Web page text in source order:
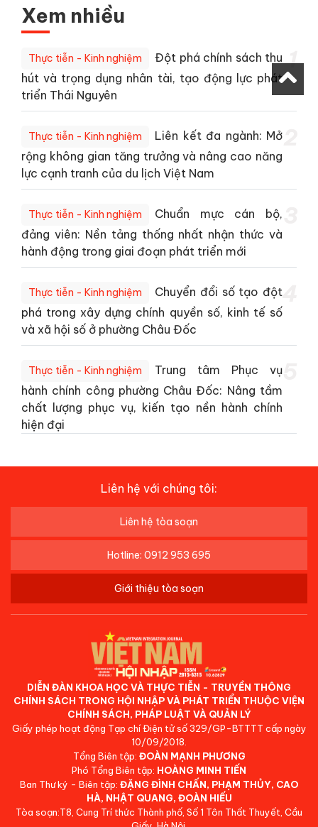
Xem nhiều
Thực tiễn - Kinh nghiệm
Đột phá chính sách thu
hút và trọng dụng nhân tài, tạo động lực phát
triển Thái Nguyên
1
Thực tiễn - Kinh nghiệm
Liên kết đa ngành: Mở
rộng không gian tăng trưởng và nâng cao năng
lực cạnh tranh của du lịch Việt Nam
Thực tiễn - Kinh nghiệm
Chuẩn mực cán bộ,
đảng viên: Nền tảng thống nhất nhận thức và
hành động trong giai đoạn phát triển mới
Thực tiễn - Kinh nghiệm
Chuyển đổi số tạo đột
phá trong xây dựng chính quyền số, kinh tế số
và xã hội số ở phường Châu Đốc
4
Thực tiễn - Kinh nghiệm
Trung tâm Phục vụ
hành chính công phường Châu Đốc: Nâng tầm
chất lượng phục vụ, kiến tạo nền hành chính
hiện đại
Liên hệ với chúng tôi:
Liên hệ tòa soạn
Hotline: 0912 953 695
Giới thiệu tòa soạn
DIỄN ĐÀN KHOA HỌC VÀ THỰC TIỄN - TRUYỀN THÔNG
CHÍNH SÁCH TRONG HỘI NHẬP VÀ PHÁT TRIỂN THUỘC VIỆN
CHÍNH SÁCH, PHÁP LUẬT VÀ QUẢN LÝ
Giấy phép hoạt động Tạp chí Điện tử số 329/GP-BTTTT cấp ngày
10/09/2018.
Tổng Biên tập: ĐOÀN MẠNH PHƯƠNG
Phó Tổng Biên tập: HOÀNG MINH TIẾN
Ban Thư ký - Biên tập: ĐẶNG ĐÌNH CHẤN, PHẠM THỦY, CAO
HÀ, NHẬT QUANG, ĐOÀN HIẾU
Tòa soạn:T8, Cung Trí thức Thành phố, Số 1 Tôn Thất Thuyết, Cầu